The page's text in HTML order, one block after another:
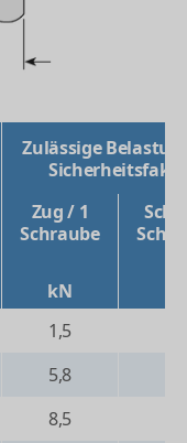
Zulässige
Zug / 1
Schraube
kN
1,5
5,8
8,5